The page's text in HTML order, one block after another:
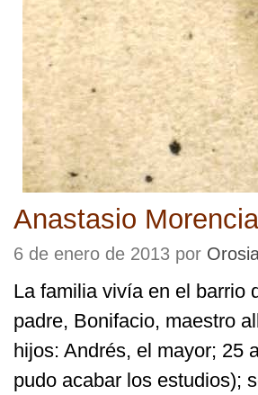
Anastasio
6 de enero de 2013 por
La familia vivía en el barrio
padre, Bonifacio, maestro
hijos: Andrés, el mayor; 25
pudo acabar los estudios);